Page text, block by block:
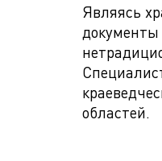
Являясь
областей.